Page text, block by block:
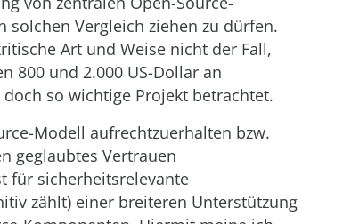
solchen Vergleich ziehen zu dürfen.
Art und Weise nicht der Fall,
800 und 2.000 US-Dollar an
so wichtige Projekt betrachtet.
Modell aufrechtzuerhalten bzw.
geglaubtes Vertrauen
für sicherheitsrelevante
zählt) einer breiteren Unterstützung